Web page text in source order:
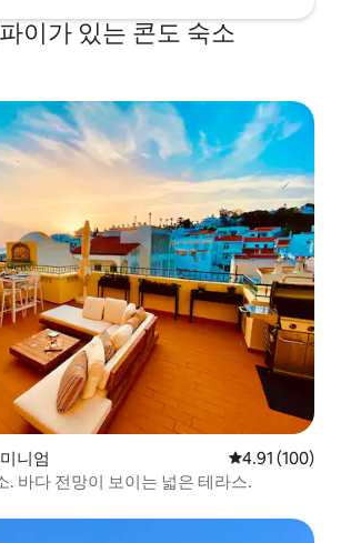
이가 있는 콘도 숙소
니엄 평점 4.91점(5
4.91 (100)
. 바다 전망이 보이는 넓은 테라스.